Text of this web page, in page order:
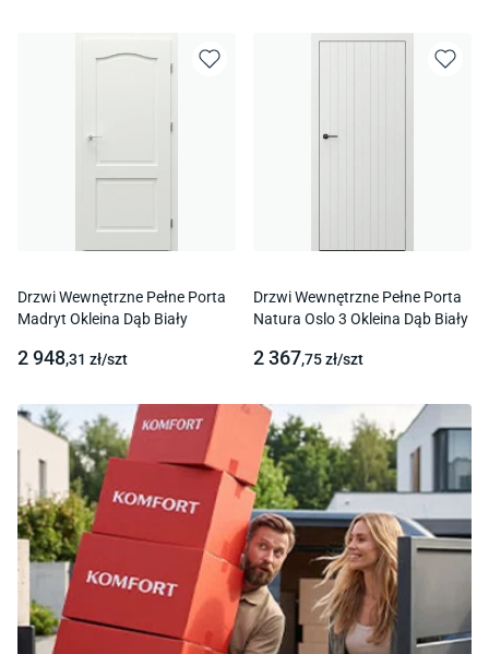
Drzwi Wewnętrzne Pełne Porta
Madryt Okleina Dąb Biały
2 948,31 zł/szt
Drzwi Wewnętrzne Pełne Porta
Natura Oslo 3 Okleina Dąb Biały
2 367,75zł/szt